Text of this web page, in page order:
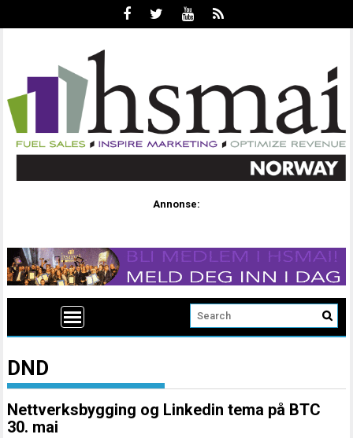
Annonse:
DND
Nettverksbygging og Linkedin tema på BTC
30. mai